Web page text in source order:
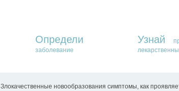
Определи
заболевание
Узнай
Злокачественные новообразования симптомы, как